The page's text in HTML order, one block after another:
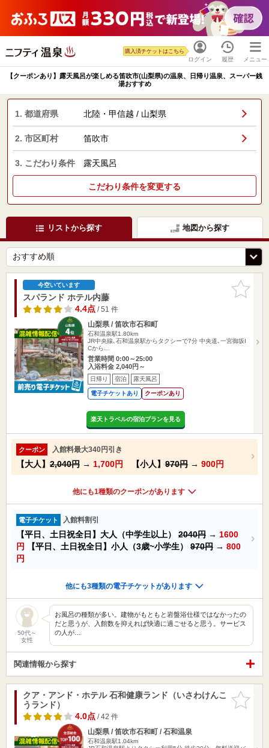
ログイン
購入済チケットはこちら
履歴 メニュー
【クーポンあり】露天風呂が楽しめる笛吹市(山梨県)の温泉、日帰り温泉、スーパー銭
湯おすすめ
1. 都道府県 北陸・甲信越 / 山梨県
2. 市区町村 笛吹市
3. こだわり条件 露天風呂
こだわり条件を変更する
リストから探す 地図から探す
お気に入
りに追加
今空いています
スパランド ホテル内藤
4.4点/ 51 件
山梨県 / 笛吹市石和町
石和温泉駅1.80km
JR中央線､石和温泉駅からタクシーで7分 中央道､一宮御坂I
Cから…
営業時間 0:00～25:00
入浴料金 2,040円～
日帰り 宿泊 露天風呂
電子チケットあり クーポンあり
楽天トラベルの宿泊プランを見る
クーポン 入館料最大340円引き
【大人】 2,040円 → 1,700円 【小人】 970円 → 900円
他にも1種類のクーポンがあります
電子チケット 入館料割引
【平日、土日祝全日】大人（中学生以上） 2040円 → 1600
円
【平日、土日祝全日】小人（3歳~小学生） 970円 → 800
円
他にも3種類の電子チケットがあります
50代～
女性
お風呂の種類が多い。建物がもともと岩盤浴仕様ではなかったの
だと思うが、入館数を抑えれば快適に過ごせると思う。サービス
の人が…
関連情報から探す
お気に入
りに追加
クア・アンド・ホテル 石和健康ランド（いさわけんこ
うランド）
4.0点/ 42 件
山梨県 / 笛吹市石和町 / 石和温泉
石和温泉駅1.04km